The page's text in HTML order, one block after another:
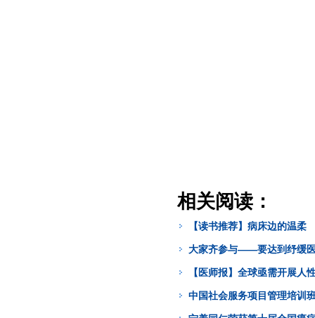
相关阅读：
【读书推荐】病床边的温柔
大家齐参与——要达到纾缓
【医师报】全球亟需开展人
中国社会服务项目管理培训